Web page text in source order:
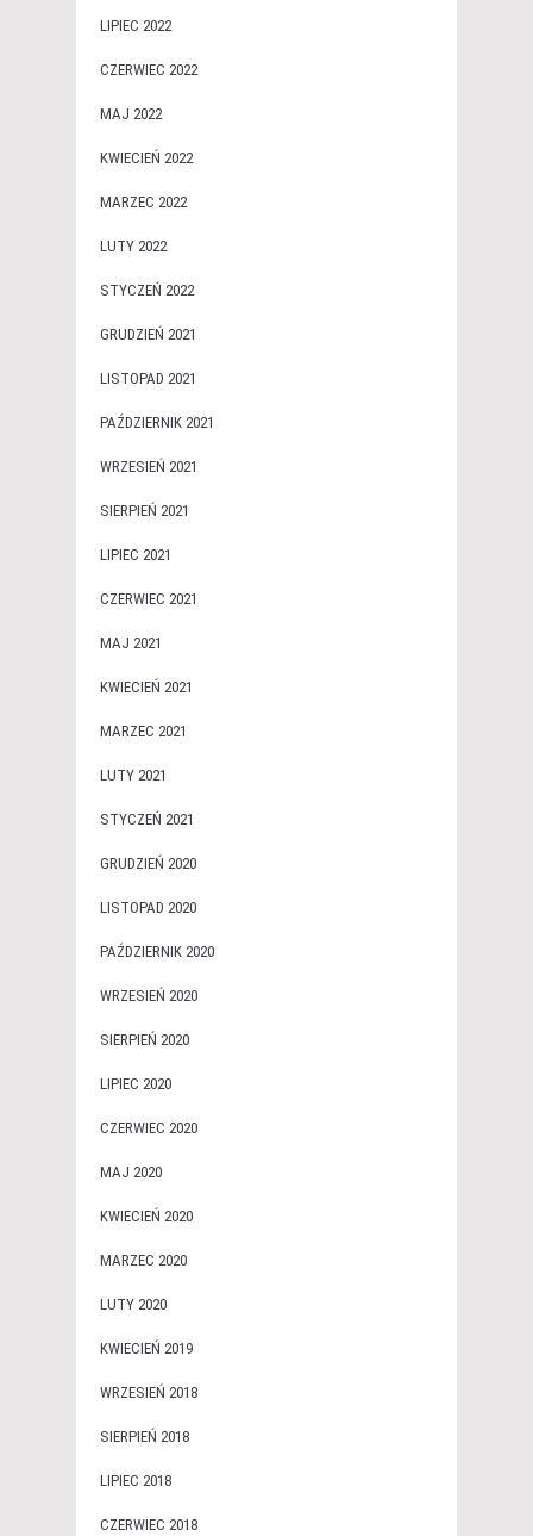
LIPIEC 2022
CZERWIEC 2022
MAJ 2022
KWIECIEŃ 2022
MARZEC 2022
LUTY 2022
STYCZEŃ 2022
GRUDZIEŃ 2021
LISTOPAD 2021
PAŹDZIERNIK 2021
WRZESIEŃ 2021
SIERPIEŃ 2021
LIPIEC 2021
CZERWIEC 2021
MAJ 2021
KWIECIEŃ 2021
MARZEC 2021
LUTY 2021
STYCZEŃ 2021
GRUDZIEŃ 2020
LISTOPAD 2020
PAŹDZIERNIK 2020
WRZESIEŃ 2020
SIERPIEŃ 2020
LIPIEC 2020
CZERWIEC 2020
MAJ 2020
KWIECIEŃ 2020
MARZEC 2020
LUTY 2020
KWIECIEŃ 2019
WRZESIEŃ 2018
SIERPIEŃ 2018
LIPIEC 2018
CZERWIEC 2018